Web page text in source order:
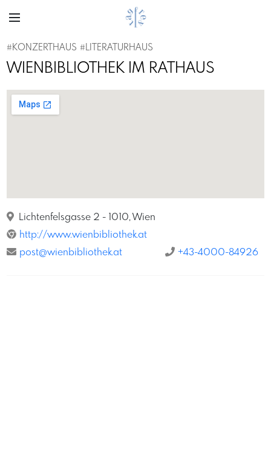
#KONZERTHAUS #LITERATURHAUS
WIENBIBLIOTHEK IM RATHAUS
Lichtenfelsgasse 2 - 1010, Wien
http://www.wienbibliothek.at
post@wienbibliothek.at
+43-4000-84926